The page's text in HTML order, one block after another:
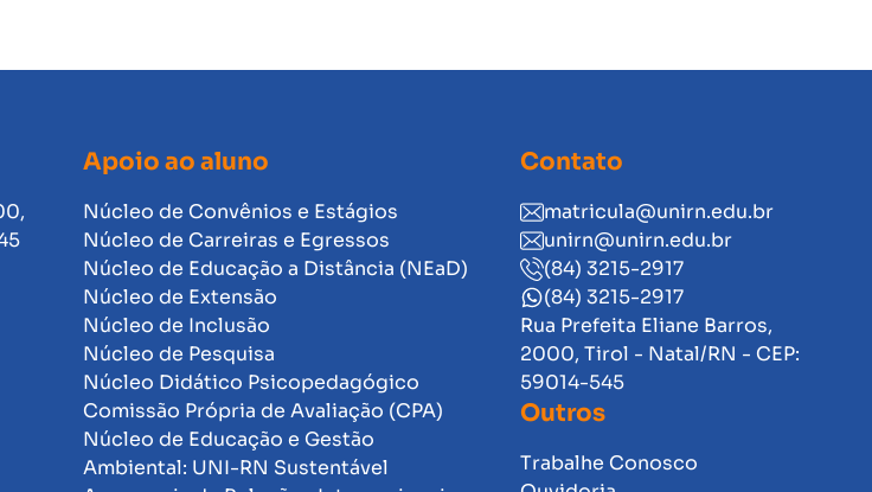
Apoio ao aluno
Núcleo de Convênios e Estágios
Núcleo de Carreiras e Egressos
Núcleo de Educação a Distância (NEaD)
Núcleo de Extensão
Núcleo de Inclusão
Núcleo de Pesquisa
Núcleo Didático Psicopedagógico
Comissão Própria de Avaliação (CPA)
Núcleo de Educação e Gestão
Ambiental: UNI-RN Sustentável
Contato
matricula@unirn.edu.br
unirn@unirn.edu.br
(84) 3215-2917
(84) 3215-2917
Rua Prefeita Eliane Barros,
2000, Tirol - Natal/RN - CEP:
59014-545
Outros
Trabalhe Conosco